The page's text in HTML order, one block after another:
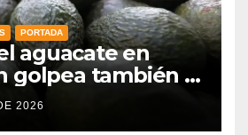
PORTADA
aguacate en
golpea también a
de Guanajuato
2026